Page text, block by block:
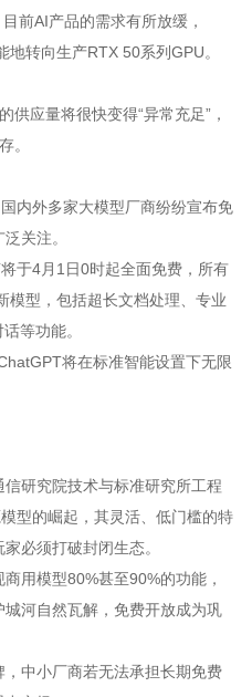
AI产品的需求有所放缓，
转向生产RTX 50系列GPU。
应量将很快变得“异常充足”，
。
外多家大模型厂商纷纷宣布免
关注。
4月1日0时起全面免费，所有
模型，包括超长文档处理、专业
等功能。
将在标准智能设置下无限
研究院技术与标准研究所工程
型的崛起，其灵活、低门槛的特
必须打破封闭生态。
模型80%甚至90%的功能，
河自然瓦解，免费开放成为巩
中小厂商若无法承担长期免费